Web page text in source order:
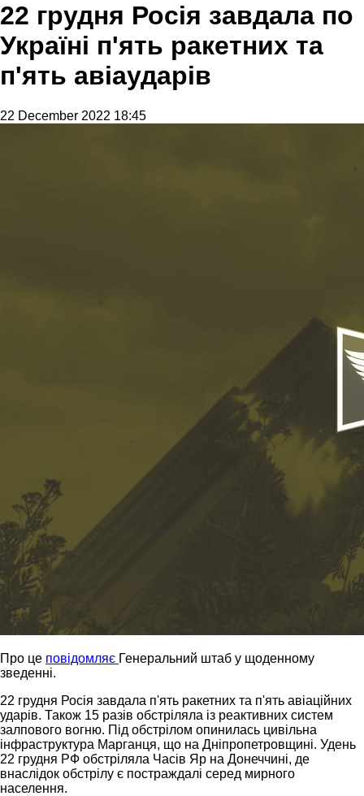
22 грудня Росія завдала по
Україні п'ять ракетних та
п'ять авіаударів
22 December 2022 18:45
Про це повідомляє Генеральний штаб у щоденному
зведенні.
22 грудня Росія завдала п'ять ракетних та п'ять авіаційних
ударів. Також 15 разів обстріляла із реактивних систем
залпового вогню. Під обстрілом опинилась цивільна
інфраструктура Марганця, що на Дніпропетровщині. Удень
22 грудня РФ обстріляла Часів Яр на Донеччині, де
внаслідок обстрілу є постраждалі серед мирного
населення.